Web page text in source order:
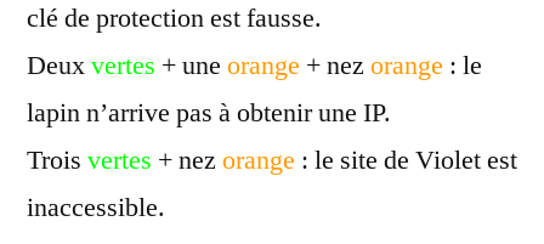
clé de protection est fausse.
Deuxvertes + une orange + nez orange : le
lapin n’arrive pas à obtenir une IP.
Trois vertes + nez orange : le site de Violet est
inaccessible.